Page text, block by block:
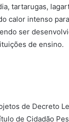
tartarugas,
calor intenso
ser
de ensino.
de Decreto
de Cidadão